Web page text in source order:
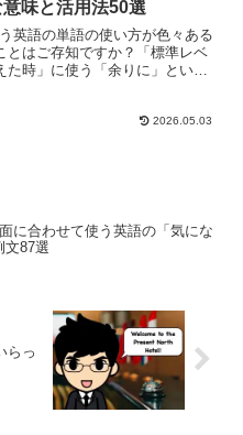
味と活用法50選
英語の単語の使い方が色々ある
とはご存知ですか？「標準レベ
た時」に使う「余りに」という
見が合う時にもよくtooを使いま
2026.05.03
に合わせて使う英語の「気にな
文87選
らっ